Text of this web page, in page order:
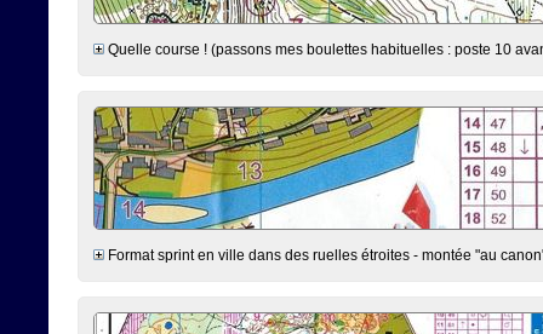
Quelle course ! (passons mes boulettes habituelles : poste 10
Format sprint en ville dans des ruelles étroites - montée "au